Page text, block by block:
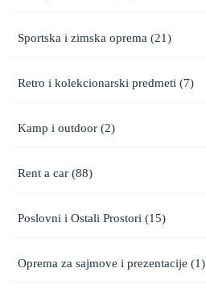
Sportska i zimska oprema (21)
Retro i kolekcionarski predmeti (7)
Kamp i outdoor (2)
Rent a car (88)
Poslovni i Ostali Prostori (15)
Oprema za sajmove i prezentacije (1)